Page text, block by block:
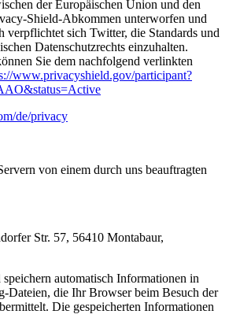
der Europäischen Union und den
Shield-Abkommen unterworfen und
verpflichtet sich Twitter, die Standards und
Datenschutzrechts einzuhalten.
Sie dem nachfolgend verlinkten
www.privacyshield.gov/participant?
de/privacy
von einem durch uns beauftragten
Str. 57, 56410 Montabaur,
automatisch Informationen in
Dateien, die Ihr Browser beim Besuch der
Die gespeicherten Informationen